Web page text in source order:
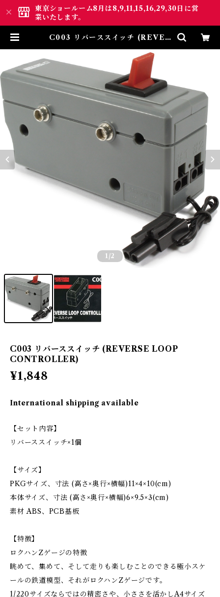
東京ショールーム8月は8,9,11,15,16,29,30日に営
業いたします。
C003 リバーススイッチ (REVER
クハン ＢＡＳＥ.ＳＨＯＰ ｜【公
式】鉄道模型通販 Zゲージ Zシ
ョーティー
1 /2
C003 リバーススイッチ (REVERSE LOOP
CONTROLLER)
¥1,848
International shipping available
【セット内容】
リバーススイッチ×1個
【サイズ】
PKGサイズ、寸法 (高さ×奥行×横幅)11×4×10(cm)
本体サイズ、寸法 (高さ×奥行×横幅)6×9.5×3(cm)
素材 ABS、PCB基板
【特徴】
ロクハンZゲージの特徴
眺めて、集めて、そして走りも楽しむことのできる極小スケ
ールの鉄道模型、それがロクハンZゲージです。
1/220サイズならではの精密さや、小ささを活かしA4サイズ